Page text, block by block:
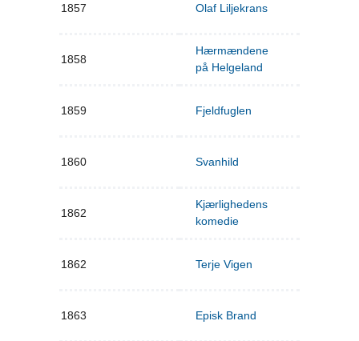
1857 Olaf Liljekrans
1858
Hærmændene
på Helgeland
1859 Fjeldfuglen
1860 Svanhild
1862
Kjærlighedens
komedie
1862 Terje Vigen
1863 Episk Brand